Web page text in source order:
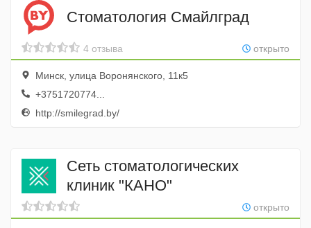
Стоматология Смайлград
открыто
4 отзыва
Минск, улица Воронянского, 11к5
+3751720774...
http://smilegrad.by/
Сеть стоматологических
клиник "КАНО"
открыто